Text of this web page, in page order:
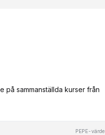
på sammanställda kurser från
PEPE-värde